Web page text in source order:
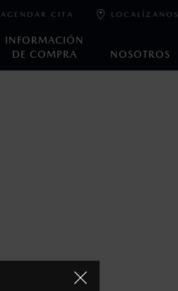
INFORMACIÓN
DE COMPRA
NOSOTROS
AGENDAR CITA LOCALÍZANOS